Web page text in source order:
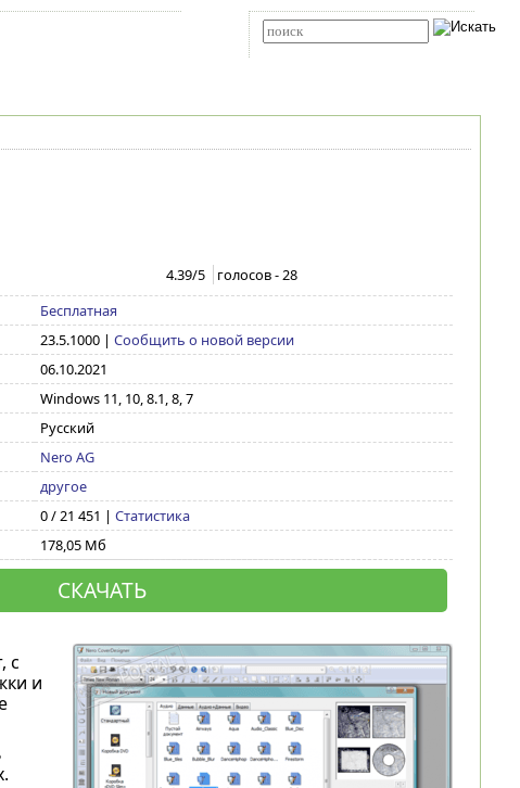
4.39/5 голосов -28
Бесплатная
23.5.1000| Сообщить о новой версии
06.10.2021
Windows 11, 10, 8.1, 8, 7
Русский
Nero AG
другое
0 / 21 451 | Статистика
178,05 Мб
СКАЧАТЬ
с
и